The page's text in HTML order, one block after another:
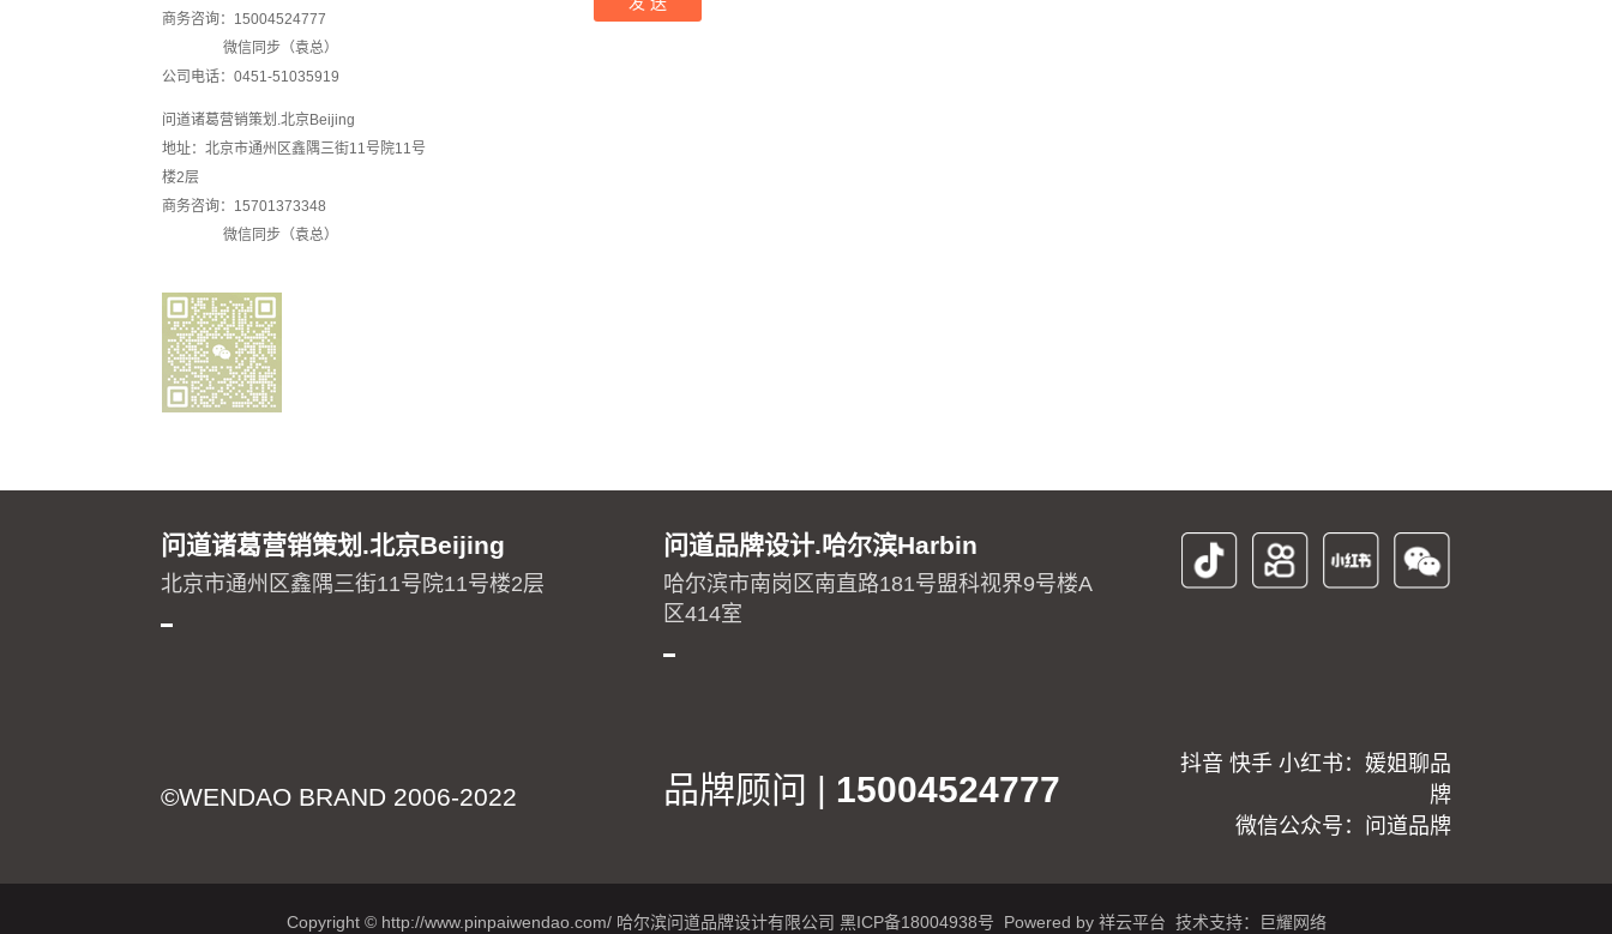
商务咨询：
15004524777
微信同步（袁总）
公司电话：0451-51035919
问道诸葛营销策划.北京Beijing
地址：北京市通州区鑫隅三街11号院11号
楼2层
商务咨询：15701373348
微信同步（袁总）
问道诸葛营销策划.北京Beijing
北京市通州区鑫隅三街11号院11号楼2层
©WENDAO BRAND 2006-2022
问道品牌设计.哈尔滨Harbin
哈尔滨市南岗区南直路181号盟科视界9号楼A
区414室
品牌顾问 | 15004524777
抖音 快手 小红书：媛姐聊品
牌
微信公众号：问道品牌
Copyright © http://www.pinpaiwendao.com/ 哈尔滨问道品牌设计有限公司 黑ICP备18004938号 Powered by 祥云平台 技术支持： 巨耀网络